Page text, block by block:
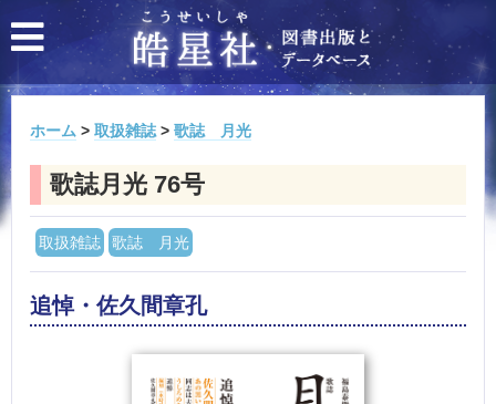
ホーム > 取扱雑誌 > 歌誌 月光
歌誌月光 76号
取扱雑誌 歌誌 月光
追悼・佐久間章孔